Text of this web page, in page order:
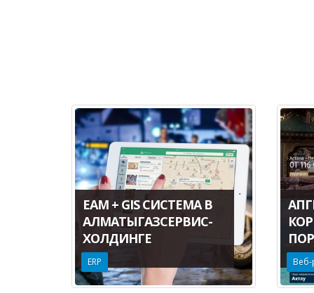
EAM + GIS СИСТЕМА В
АЛМАТЫГАЗСЕРВИС-
ХОЛДИНГЕ
ERP Веб-